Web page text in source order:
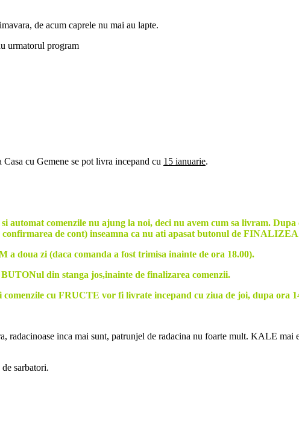
de acum caprele nu mai au lapte.
urmatorul program
cu Gemene se pot livra incepand cu 15 ianuarie.
automat comenzile nu ajung la noi, deci nu avem cum sa livram. Dupa
de cont) inseamna ca nu ati apasat butonul de
a doua zi (daca comanda a fost trimisa inainte de ora 18.00).
BUTONul din stanga jos,inainte de finalizarea comenzii.
cu FRUCTE vor fi livrate incepand cu ziua de joi, dupa ora
radacinoase inca mai sunt, patrunjel de radacina nu foarte mult. KALE mai
sarbatori.